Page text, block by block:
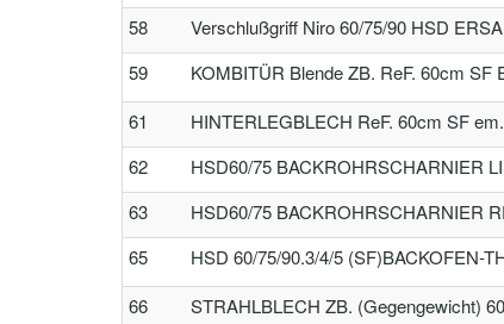
58 Verschlußgriff Niro 60/75/90 HSD ERSA
59 KOMBITÜR Blende ZB. ReF. 60cm SF
61 HINTERLEGBLECH ReF. 60cm SF
62 HSD60/75 BACKROHRSCHARNIER LI
63 HSD60/75 BACKROHRSCHARNIER
65 HSD 60/75/90.3/4/5 (SF)BACKOFEN-
66 STRAHLBLECH ZB. (Gegengewicht)